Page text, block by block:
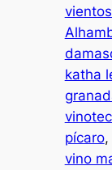
katha
pícaro,
vino